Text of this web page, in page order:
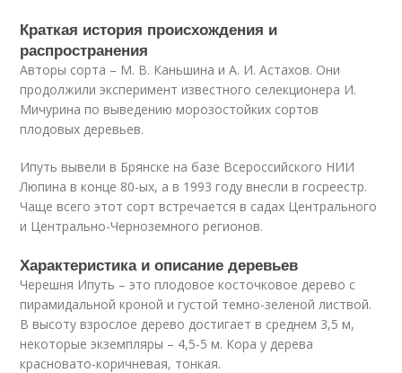
Краткая история происхождения и
распространения
Авторы сорта – М. В. Каньшина и А. И. Астахов. Они
продолжили эксперимент известного селекционера И.
Мичурина по выведению морозостойких сортов
плодовых деревьев.
Ипуть вывели в Брянске на базе Всероссийского НИИ
Люпина в конце 80-ых, а в 1993 году внесли в госреестр.
Чаще всего этот сорт встречается в садах Центрального
и Центрально-Черноземного регионов.
Характеристика и описание деревьев
Черешня Ипуть – это плодовое косточковое дерево с
пирамидальной кроной и густой темно-зеленой листвой.
В высоту взрослое дерево достигает в среднем 3,5 м,
некоторые экземпляры – 4,5-5 м. Кора у дерева
красновато-коричневая, тонкая.